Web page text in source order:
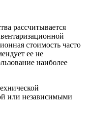
рассчитывается
стоимость часто
ее не
наиболее
или независимыми